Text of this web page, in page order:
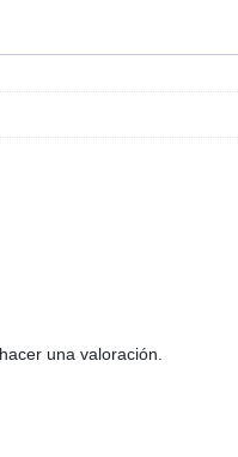
una valoración.